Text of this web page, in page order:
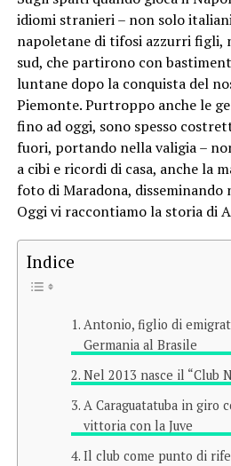
idiomi stranieri – non solo
napoletane di tifosi azzurri figli,
sud, che partirono con
luntane dopo la conquista del
Piemonte. Purtroppo anche le
fino ad oggi, sono spesso
fuori, portando nella valigia –
a cibi e ricordi di casa, anche la
foto di Maradona, disseminando
Oggi vi raccontiamo la storia di
Indice
Antonio, figlio di
Germania al Brasile
Nel 2013 nasce il “Club
A Caraguatatuba in giro
vittoria con la Juve
Il club come punto di